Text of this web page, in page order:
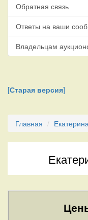
Обратная связь
Ответы на ваши
Владельцам
[Старая версия]
Главная